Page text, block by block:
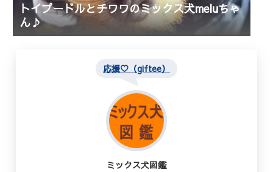
トイプードルとチワワのミックス犬meluちゃ
ん♪
応援♡（giftee）
ミックス犬図鑑